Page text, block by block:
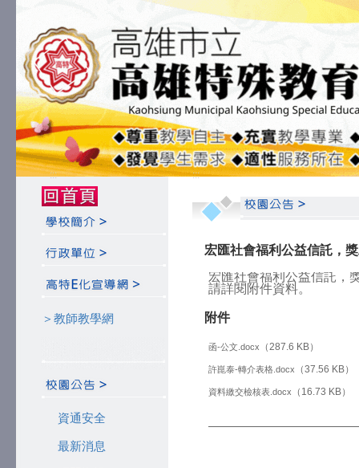
:::
＞教師教學網
資通安全
最新消息
:::
宏匯社會福利公益信託，
宏匯社會福利公益信託，
請詳閱附件資料。
附件
函-公文.docx （287.6 KB）
許崑泰-轉介表格.docx （37.56 KB）
資料繳交檢核表.docx （16.73 KB）